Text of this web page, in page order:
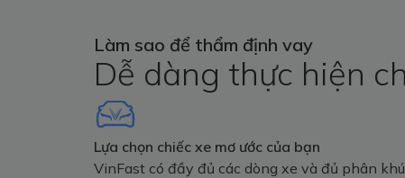
Làm sao để thẩm định vay
Dễ dàng thực hiện
Lựa chọn chiếc xe mơ ước của bạn
VinFast có đầy đủ các dòng xe và đủ phân